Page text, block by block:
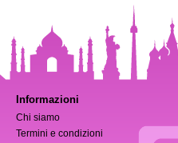
Informazioni
Chi siamo
Termini e condizioni